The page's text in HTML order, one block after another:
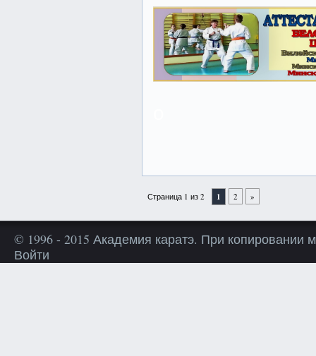
Страница 1 из 2 1 2 »
© 1996 - 2015 Академия каратэ. При
Войти